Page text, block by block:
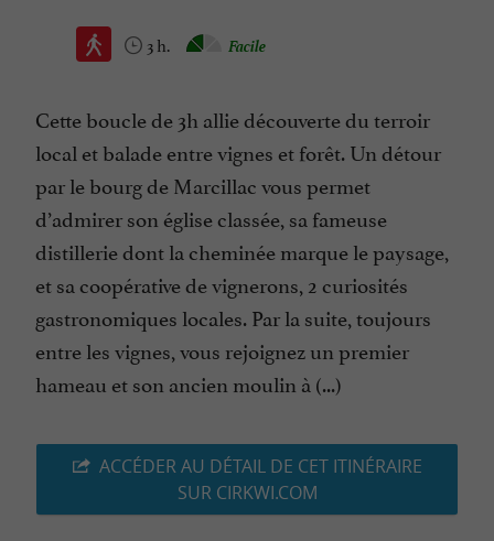
3 h. Facile
Cette boucle de 3h allie découverte du terroir
local et balade entre vignes et forêt. Un détour
par le bourg de Marcillac vous permet
d’admirer son église classée, sa fameuse
distillerie dont la cheminée marque le paysage,
et sa coopérative de vignerons, 2 curiosités
gastronomiques locales. Par la suite, toujours
entre les vignes, vous rejoignez un premier
hameau et son ancien moulin à (...)
ACCÉDER AU DÉTAIL DE CET ITINÉRAIRE
SUR CIRKWI.COM